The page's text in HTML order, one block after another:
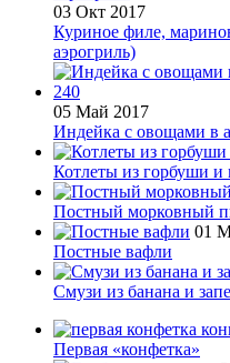
03 Окт 2017
Куриное филе,
аэрогриль)
05 Май 2017
Индейка с овощами в
Котлеты из горбуши и
Постный морковный
01
Постные вафли
Смузи из банана и
Первая «конфетка»